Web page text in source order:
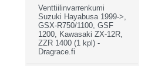
Venttiilinvarrenkumi
Suzuki Hayabusa 1999->,
GSX-R750/1100, GSF
1200, Kawasaki ZX-12R,
ZZR 1400 (1 kpl) -
Dragrace.fi